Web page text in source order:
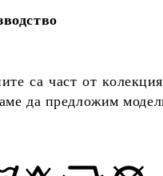
са част от
да предложим